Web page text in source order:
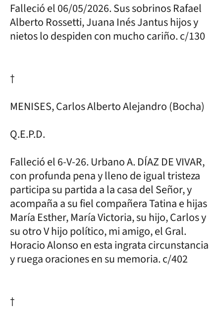
Falleció el 06/05/2026. Sus sobrinos Rafael
Alberto Rossetti, Juana Inés Jantus hijos y
nietos lo despiden con mucho cariño. c/130
†
MENISES, Carlos Alberto Alejandro (Bocha)
Q.E.P.D.
Falleció el 6-V-26. Urbano A. DÍAZ DE VIVAR,
con profunda pena y lleno de igual tristeza
participa su partida a la casa del Señor, y
acompaña a su fiel compañera Tatina e hijas
María Esther, María Victoria, su hijo, Carlos y
su otro V hijo político, mi amigo, el Gral.
Horacio Alonso en esta ingrata circunstancia
y ruega oraciones en su memoria. c/402
†